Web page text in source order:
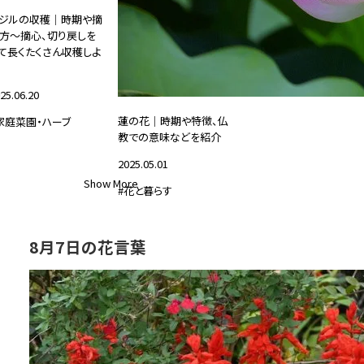
ルの収穫｜時期や摘
～摘心、切り戻しを
長くたくさん収穫しよ
庭菜園・ハーブ
蓮の花｜時期や特徴、仏
教での意味などを紹介
2025.05.01
#花と暮らす
Show More
8月7日の花言葉